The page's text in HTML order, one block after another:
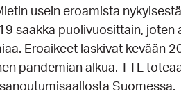
usein eroamista
saakka puolivuosittain, joten
Eroaikeet laskivat kevään
pandemian alkua. TTL
Suomessa.